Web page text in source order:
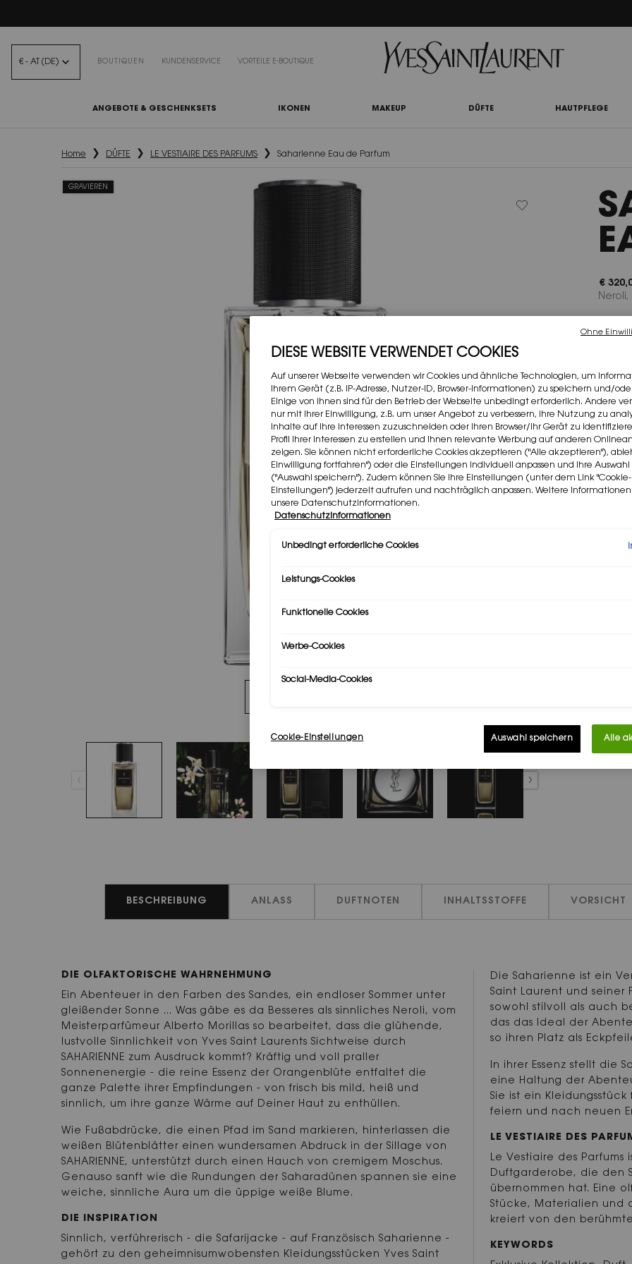
€ - AT (DE) BOUTIQUEN KUNDENSERVICE VORTEILE E-BOUTIQUE
ANGEBOTE & GESCHENKSETS IKONEN MAKEUP DÜFTE HAUTPFLEGE
Home DÜFTE LE VESTIAIRE DES PARFUMS Saharienne Eau de Parfum
€
282
GRAVIEREN
−
BESCHREIBUNG ANLASS DUFTNOTEN INHALTSSTOFFE VORSICHT
DIE OLFAKTORISCHE WAHRNEHMUNG
Ein Abenteuer in den Farben des Sandes, ein endloser Sommer unter
gleißender Sonne ... Was gäbe es da Besseres als sinnliches Neroli, vom
Meisterparfümeur Alberto Morillas so bearbeitet, dass die glühende,
lustvolle Sinnlichkeit von Yves Saint Laurents Sichtweise durch
SAHARIENNE zum Ausdruck kommt? Kräftig und voll praller
Sonnenenergie - die reine Essenz der Orangenblüte entfaltet die
ganze Palette ihrer Empfindungen - von frisch bis mild, heiß und
sinnlich, um ihre ganze Wärme auf Deiner Haut zu enthüllen.
Wie Fußabdrücke, die einen Pfad im Sand markieren, hinterlassen die
weißen Blütenblätter einen wundersamen Abdruck in der Sillage von
SAHARIENNE, unterstützt durch einen Hauch von cremigem Moschus.
Genauso sanft wie die Rundungen der Saharadünen spannen sie eine
weiche, sinnliche Aura um die üppige weiße Blume.
DIE INSPIRATION
Sinnlich, verführerisch - die Safarijacke - auf Französisch Saharienne -
gehört zu den geheimnisumwobensten Kleidungsstücken Yves Saint
Die Saharienne ist ein
Saint Laurent und seiner
sowohl stilvoll als auch
das das Ideal der
so ihren Platz als
In ihrer Essenz stellt die
eine Haltung der
Sie ist ein
feiern und nach neuen
LE VESTIAIRE DES
Le Vestiaire des
Duftgarderobe, die den
übernommen hat. Eine
Stücke, Materialien und
kreiert von den
KEYWORDS
DIESE WEBSITE VERWENDET COOKIES
Auf unserer Webseite verwenden wir Cookies und ähnliche Technologien, um
Ihrem Gerät (z.B. IP-Adresse, Nutzer-ID, Browser-Informationen) zu speichern und/
Einige von ihnen sind für den Betrieb der Webseite unbedingt erforderlich. Andere
nur mit Ihrer Einwilligung, z.B. um unser Angebot zu verbessern, ihre Nutzung zu
Inhalte auf Ihre Interessen zuzuschneiden oder Ihren Browser/Ihr Gerät zu
Profil Ihrer Interessen zu erstellen und Ihnen relevante Werbung auf anderen
zeigen. Sie können nicht erforderliche Cookies akzeptieren ("Alle akzeptieren"),
Einwilligung fortfahren") oder die Einstellungen individuell anpassen und Ihre Auswahl
("Auswahl speichern"). Zudem können Sie Ihre Einstellungen (unter dem Link "Cookie-
Einstellungen") jederzeit aufrufen und nachträglich anpassen. Weitere
unsere Datenschutzinformationen.
Datenschutzinformationen
Unbedingt erforderliche Cookies
Leistungs-Cookies
Funktionelle Cookies
Werbe-Cookies
Social-Media-Cookies
Cookie-Einstellungen Auswahl speichern Alle
Ohne